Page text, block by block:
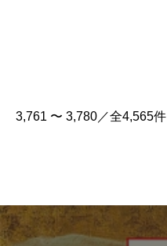
3,761 〜 3,780／全4,565件